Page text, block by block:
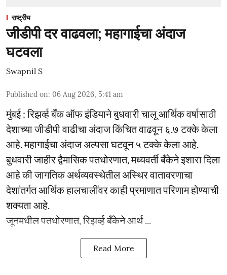
राष्ट्रीय
जीडीपी दर वाढवला; महागाईचा अंदाज
घटवला
Swapnil S
Published on: 06 Aug 2026, 5:41 am
मुंबई : रिझर्व्ह बँक ऑफ इंडियाने बुधवारी चालू आर्थिक वर्षासाठी
देशाच्या जीडीपी वाढीचा अंदाज किंचित वाढवून ६.७ टक्के केला
आहे. महागाईचा अंदाज अल्पसा घटवून ५ टक्के केला आहे.
बुधवारी जाहीर द्वैमासिक पतधोरणात, मध्यवर्ती बँकेने इशारा दिला
आहे की जागतिक अर्थव्यवस्थेतील अस्थिर वातावरणाचा
देशांतर्गत आर्थिक हालचालींवर काही प्रमाणात परिणाम होण्याची
शक्यता आहे.
जूनमधील पतधोरणात, रिझर्व्ह बँकेने आर्थ ...
Read More